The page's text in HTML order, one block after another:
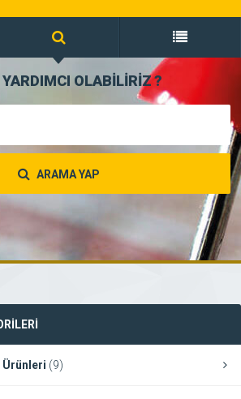
OLABİLİRİZ?
ARAMA YAP
Ürünleri (9)